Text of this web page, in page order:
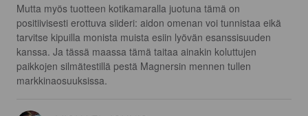
Mutta myös tuotteen kotikamaralla juotuna tämä on
positiivisesti erottuva siideri: aidon omenan voi tunnistaa eikä
tarvitse kipuilla monista muista esiin lyövän esanssisuuden
kanssa. Ja tässä maassa tämä taitaa ainakin koluttujen
paikkojen silmätestillä pestä Magnersin mennen tullen
markkinaosuuksissa.